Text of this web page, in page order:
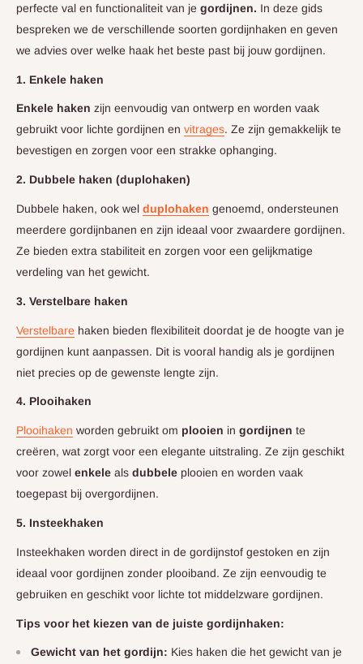
perfecte val en functionaliteit van je gordijnen. In deze gids
bespreken we de verschillende soorten gordijnhaken en geven
we advies over welke haak het beste past bij jouw gordijnen.
1. Enkele haken
Enkele haken zijn eenvoudig van ontwerp en worden vaak
gebruikt voor lichte gordijnen en vitrages. Ze zijn gemakkelijk te
bevestigen en zorgen voor een strakke ophanging.
2. Dubbele haken (duplohaken)
Dubbele haken, ook wel duplohaken genoemd, ondersteunen
meerdere gordijnbanen en zijn ideaal voor zwaardere gordijnen.
Ze bieden extra stabiliteit en zorgen voor een gelijkmatige
verdeling van het gewicht.
3. Verstelbare haken
Verstelbare haken bieden flexibiliteit doordat je de hoogte van je
gordijnen kunt aanpassen. Dit is vooral handig als je gordijnen
niet precies op de gewenste lengte zijn.
4. Plooihaken
Plooihaken worden gebruikt om plooien in gordijnen te
creëren, wat zorgt voor een elegante uitstraling. Ze zijn geschikt
voor zowel enkele als dubbele plooien en worden vaak
toegepast bij overgordijnen.
5. Insteekhaken
Insteekhaken worden direct in de gordijnstof gestoken en zijn
ideaal voor gordijnen zonder plooiband. Ze zijn eenvoudig te
gebruiken en geschikt voor lichte tot middelzware gordijnen.
Tips voor het kiezen van de juiste gordijnhaken:
Gewicht van het gordijn: Kies haken die het gewicht van je